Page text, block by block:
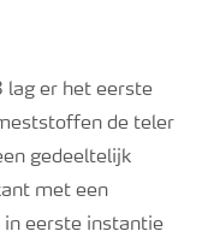
lag er het eerste
de teler
gedeeltelijk
met een
eerste instantie